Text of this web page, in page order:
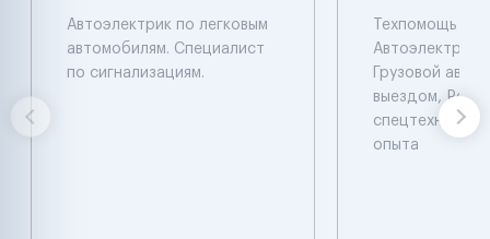
Автоэлектрик по легковым
автомобилям. Специалист
по сигнализациям.
Техпомощь на
Автоэлектрик
Грузовой
выездом,
спецтехники
опыта